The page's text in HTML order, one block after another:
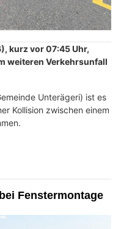
kurz vor 07:45 Uhr,
weiteren Verkehrsunfall
Unterägeri) ist es
Kollision zwischen einem
Fenstermontage